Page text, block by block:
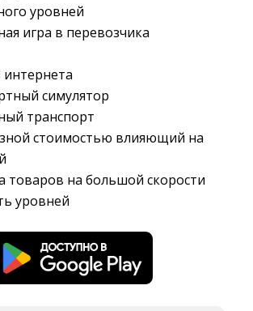
уровней
игра в перевозчика
интернета
симулятор
транспорт
стоимостью влияющий на
товаров на большой скорости
уровней